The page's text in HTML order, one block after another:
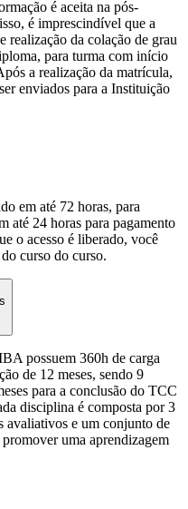
é aceita na pós-
é imprescindível que a
realização da colação de grau
para turma com início
a realização da matrícula,
enviados para a Instituição
em até 72 horas, para
até 24 horas para pagamento
o acesso é liberado, você
curso do curso.
possuem 360h de carga
de 12 meses, sendo 9
para a conclusão do TCC
disciplina é composta por 3
avaliativos e um conjunto de
uma aprendizagem